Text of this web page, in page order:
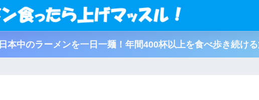
日本中のラーメンを一日一麺！年間400杯以上を食べ歩き続け